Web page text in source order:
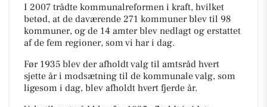
I 2007 trådte kommunalreformen i kraft, hvilket
betød, at de daværende 271 kommuner blev til 98
kommuner, og de 14 amter blev nedlagt og erstattet
af de fem regioner, som vi har i dag.
Før 1935 blev der afholdt valg til amtsråd hvert
sjette år i modsætning til de kommunale valg, som
ligesom i dag, blev afholdt hvert fjerde år.